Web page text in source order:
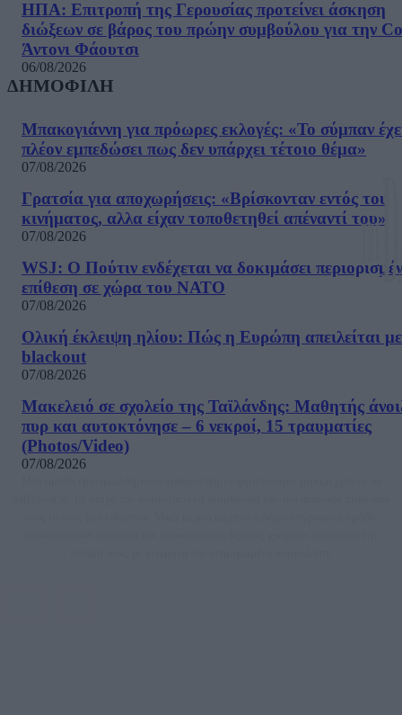
ΗΠΑ: Επιτροπή της Γερουσίας προτείνει άσκηση
διώξεων σε βάρος του πρώην συμβούλου για την
Άντονι Φάουτσι
06/08/2026
ΔΗΜΟΦΙΛΗ
Μπακογιάννη για πρόωρες εκλογές: «Το σύμπαν
πλέον εμπεδώσει πως δεν υπάρχει τέτοιο θέμα»
07/08/2026
Γρατσία για αποχωρήσεις: «Bρίσκονταν εντός του
κινήματος, αλλα είχαν τοποθετηθεί απέναντί του»
07/08/2026
WSJ: Ο Πούτιν ενδέχεται να δοκιμάσει
επίθεση σε χώρα του ΝΑΤΟ
07/08/2026
Ολική έκλειψη ηλίου: Πώς η Ευρώπη απειλείται με
blackout
07/08/2026
Μακελειό σε σχολείο της Ταϊλάνδης: Μαθητής
πυρ και αυτοκτόνησε – 6 νεκροί, 15 τραυματίες
(Photos/Video)
07/08/2026